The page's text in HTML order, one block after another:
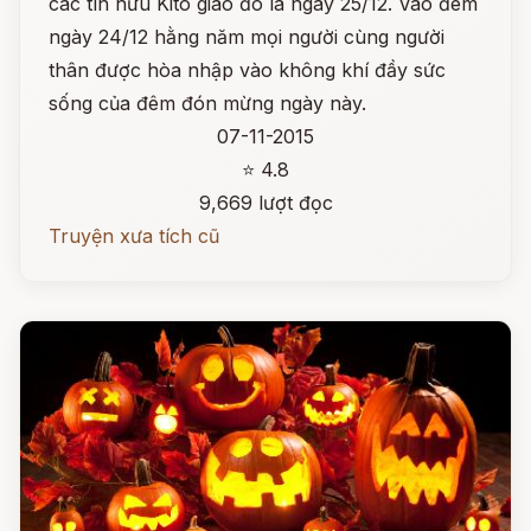
ngày 24/12 hằng năm mọi người cùng người
thân được hòa nhập vào không khí đầy sức
sống của đêm đón mừng ngày này.
07-11-2015
⭐ 4.8
9,669 lượt đọc
Truyện xưa tích cũ